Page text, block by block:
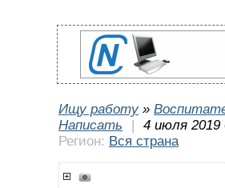
Ищу работу »
Написать
|
4 июля 2019
Регион: Вся страна